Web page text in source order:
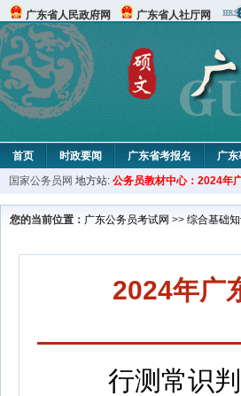
广东省人民政府网 广东省人社厅网
首页 时政要闻 广东省考报名 广
国家公务员网 地方站: 公务员教材中心：2024年
您的当前位置： 广东公务员考试网 >> 综合基础
2024年广
行测常识判